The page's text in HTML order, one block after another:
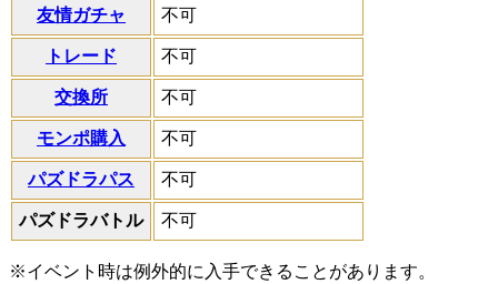
友情ガチャ 不可
トレード 不可
交換所 不可
モンポ購入 不可
パズドラパス 不可
パズドラバトル 不可
※イベント時は例外的に入手できることがあります。